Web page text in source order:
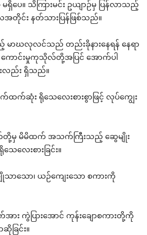
မရှိပေ။ သိကြားမင်း ဥယျာဉ်မှ ပြန်လာသည့်
တိုင်း နတ်သားပြန်ဖြစ်သည်။
ည့် မာဃလုလင်သည် တည်းခိုနားနေရန် နေရာ
ည့် ကောင်းမှုကုသိုလ်တို့အပြင် အောက်ပါ
းလည်း ရှိသည်။
ထက်ဆုံး ရိုသေလေးစားစွာဖြင့် လုပ်ကျွေး
မှ မိမိထက် အသက်ကြီးသည့် ဆွေမျိုး
လေးစားခြင်း။
သော၊ ယဉ်ကျေးသော စကားကို
ား ကွဲပြားအောင် ကုန်းချောစကားတို့ကို
ခြင်း။